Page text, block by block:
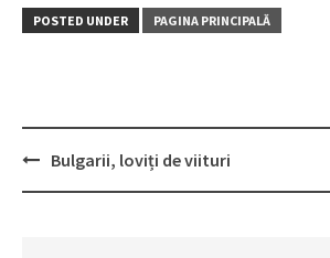
POSTED UNDER PAGINA PRINCIPALĂ
Post
Bulgarii, loviți de viituri